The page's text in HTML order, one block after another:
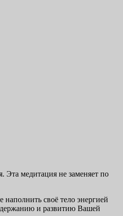
Эта медитация не заменяет по
своё тело энергией
и развитию Вашей